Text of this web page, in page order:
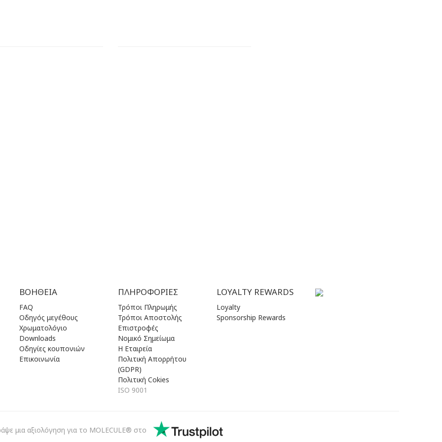
ΒΟΉΘΕΙΑ
FAQ
Οδηγός μεγέθους
Χρωματολόγιο
Downloads
Οδηγίες κουπονιών
Επικοινωνία
ΠΛΗΡΟΦΟΡΊΕΣ
Τρόποι Πληρωμής
Τρόποι Αποστολής
Επιστροφές
Νομικό Σημείωμα
Η Εταιρεία
Πολιτική Απορρήτου
(GDPR)
Πολιτική Cokies
ISO 9001
LOYALTY REWARDS
Loyalty
Sponsorship Rewards
μια αξιολόγηση για το MOLECULE® στο